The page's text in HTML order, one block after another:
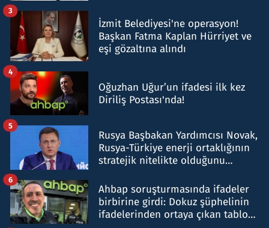
İzmit Belediyesi'ne operasyon!
Başkan Fatma Kaplan Hürriyet ve
eşi gözaltına alındı
3
Oğuzhan Uğur’un ifadesi ilk kez
Diriliş Postası'nda!
4
Rusya Başbakan Yardımcısı Novak,
Rusya-Türkiye enerji ortaklığının
stratejik nitelikte olduğunu
5
Ahbap soruşturmasında ifadeler
birbirine girdi: Dokuz şüphelinin
ifadelerinden ortaya çıkan tablo
6